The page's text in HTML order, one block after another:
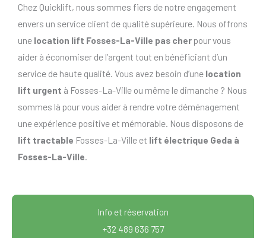
Chez Quicklift, nous sommes fiers de notre engagement
envers un service client de qualité supérieure. Nous offrons
une location lift Fosses-La-Ville pas cher pour vous
aider à économiser de l’argent tout en bénéficiant d’un
service de haute qualité. Vous avez besoin d’une location
lift urgent à Fosses-La-Ville ou même le dimanche ? Nous
sommes là pour vous aider à rendre votre déménagement
une expérience positive et mémorable. Nous disposons de
lift tractable Fosses-La-Ville et lift électrique Geda à
Fosses-La-Ville.
Info et réservation
+32 489 636 757